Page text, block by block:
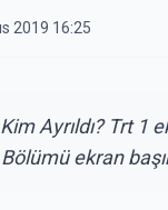
2019 16:25
Ayrıldı? Trt 1
ekran